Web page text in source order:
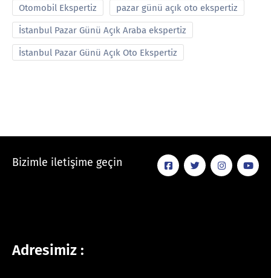
Otomobil Ekspertiz pazar günü açık oto ekspertiz
İstanbul Pazar Günü Açık Araba ekspertiz
İstanbul Pazar Günü Açık Oto Ekspertiz
Bizimle iletişime geçin
Adresimiz :